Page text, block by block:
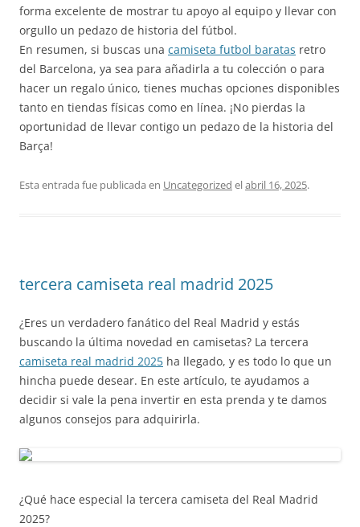
forma excelente de mostrar tu apoyo al equipo y llevar con
orgullo un pedazo de historia del fútbol.
En resumen, si buscas una camiseta futbol baratas retro
del Barcelona, ya sea para añadirla a tu colección o para
hacer un regalo único, tienes muchas opciones disponibles
tanto en tiendas físicas como en línea. ¡No pierdas la
oportunidad de llevar contigo un pedazo de la historia del
Barça!
Esta entrada fue publicada en Uncategorized elabril 16, 2025.
tercera camiseta real madrid 2025
¿Eres un verdadero fanático del Real Madrid y estás
buscando la última novedad en camisetas? La tercera
camiseta real madrid 2025 ha llegado, y es todo lo que un
hincha puede desear. En este artículo, te ayudamos a
decidir si vale la pena invertir en esta prenda y te damos
algunos consejos para adquirirla.
¿Qué hace especial la tercera camiseta del Real Madrid
2025?